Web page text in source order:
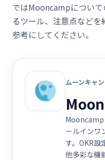
ではMooncampについ
るツール、注意点など
参考にしてください。
ムーンキャ
Mooncamp
ールインワ
す。OKR設
他多彩な機